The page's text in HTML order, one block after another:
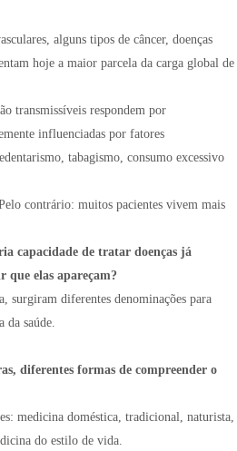
alguns tipos de câncer, doenças
hoje a maior parcela da carga global de
transmissíveis respondem por
influenciadas por fatores
tabagismo, consumo excessivo
contrário: muitos pacientes vivem mais
capacidade de tratar doenças já
que elas apareçam?
surgiram diferentes denominações para
saúde.
diferentes formas de compreender o
medicina doméstica, tradicional, naturista,
do estilo de vida.